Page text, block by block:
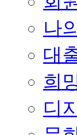
나
대
희
디